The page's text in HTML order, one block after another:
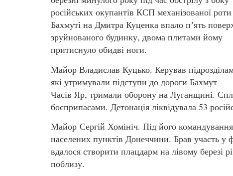
російських окупантів КСП механізованої
Бахмуті на Дмитра Куценка впало пʼять
зруйнованого будинку, двома плитами йому
притиснуло обидві ноги.
Майор Владислав Куцько. Керував
які утримували підступи до дороги Бахмут –
Часів Яр, тримали оборону на Луганщині.
боєприпасами. Детонація ліквідувала 53
Майор Сергій Хомініч. Під його
населених пунктів Донеччини. Брав участь
вдалося створити плацдарм на лівому березі
поблизу.